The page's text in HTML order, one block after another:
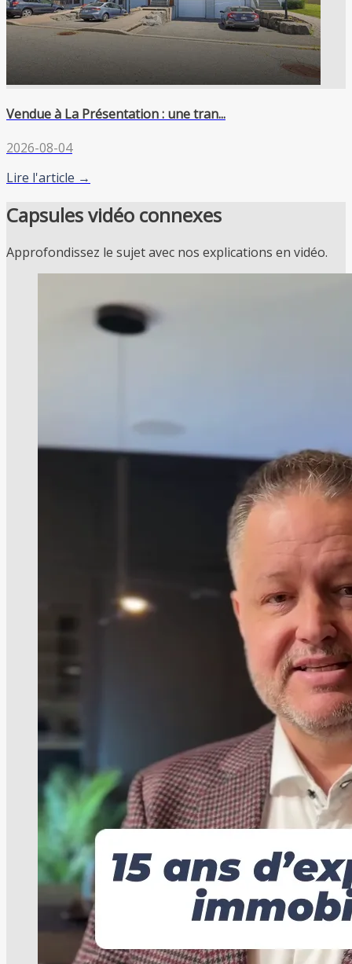
Vendue à La Présentation : une tran...
2026-08-04
Lire l'article →
Capsules vidéo connexes
Approfondissez le sujet avec nos explications en vidéo.